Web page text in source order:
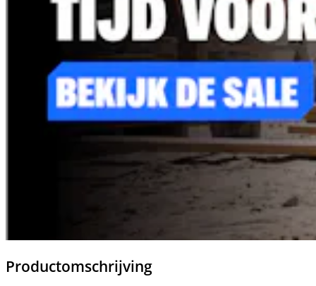
Productomschrijving